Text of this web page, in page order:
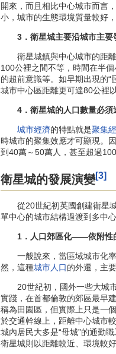
開來，而且相比中心城市而言
小，城市的生態環境質量較好
3．衛星城主要沿城市主
衛星城鎮與中心城市的距離
100公裡之間不等，時間在半
的超前意識等。如早期出現的“
城市中心區距離更可達80公裡以
4．衛星城的人口數量必須
城市經濟的特點就是聚集
時城市的聚集效應才可顯現。
到40萬～50萬人，甚至超過
衛星城的發展演變[3]
從20世紀初英國創建衛星城
單中心的城市結構過渡到多中
1．人口郊區化——依附性
一般說來，當區域城市化率
然，這種城市人口的外遷，主
20世紀初，國外一些大城市
實踐，在首都倫敦的郊區最早
稱為田園區，但實際上只是一
於交通幹線上，距離中心城市
城內居民大多是“母城”的通勤
衛星城則以距離較近、環境較